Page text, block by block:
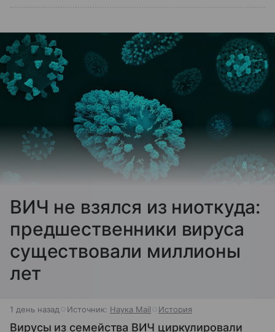
ВИЧ не взялся из ниоткуда:
предшественники вируса
существовали миллионы
лет
1 день назад Источник: Наука Mail История
Вирусы из семейства ВИЧ циркулировали